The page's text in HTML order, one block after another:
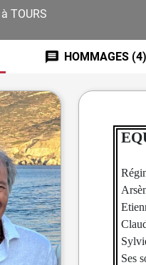
à TOURS
HOMMAGES (4)
Ses